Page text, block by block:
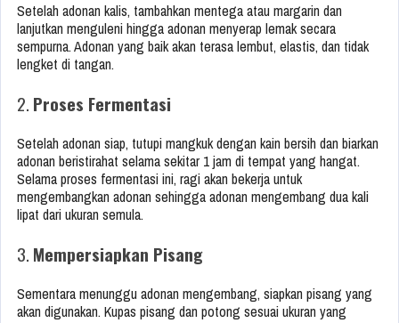
Setelah adonan kalis, tambahkan mentega atau margarin dan
lanjutkan menguleni hingga adonan menyerap lemak secara
sempurna. Adonan yang baik akan terasa lembut, elastis, dan tidak
lengket di tangan.
2. Proses Fermentasi
Setelah adonan siap, tutupi mangkuk dengan kain bersih dan biarkan
adonan beristirahat selama sekitar 1 jam di tempat yang hangat.
Selama proses fermentasi ini, ragi akan bekerja untuk
mengembangkan adonan sehingga adonan mengembang dua kali
lipat dari ukuran semula.
3. Mempersiapkan Pisang
Sementara menunggu adonan mengembang, siapkan pisang yang
akan digunakan. Kupas pisang dan potong sesuai ukuran yang